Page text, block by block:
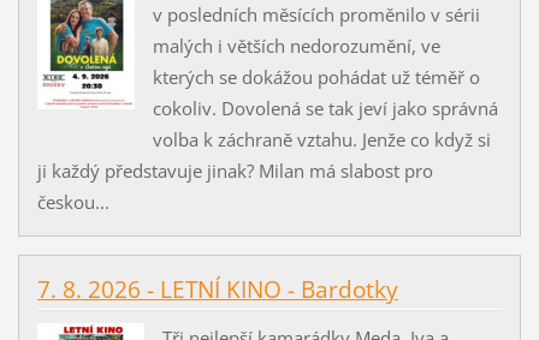
v posledních měsících proměnilo v sérii
malých i větších nedorozumění, ve
kterých se dokážou pohádat už téměř o
cokoliv. Dovolená se tak jeví jako správná
volba k záchraně vztahu. Jenže co když si
ji každý představuje jinak? Milan má slabost pro
českou...
7. 8. 2026 - LETNÍ KINO - Bardotky